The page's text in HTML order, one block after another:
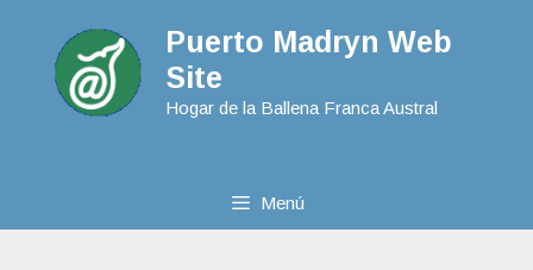
Puerto Madryn Web
Site
Hogar de la Ballena Franca Austral
Menú